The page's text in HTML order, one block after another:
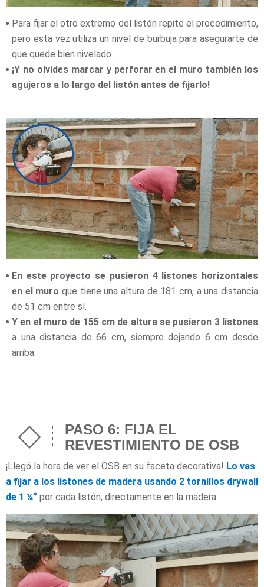
Para fijar el otro extremo del listón repite el procedimiento,
pero esta vez utiliza un nivel de burbuja para asegurarte de
que quede bien nivelado.
¡Y no olvides marcar y perforar en el muro también los
agujeros a lo largo del listón antes de fijarlo!
En este proyecto se pusieron 4 listones horizontales
en el muro que tiene una altura de 181 cm, a una distancia
de 51 cm entre sí.
Y en el muro de 155 cm de altura se pusieron 3 listones
a una distancia de 66 cm, siempre dejando 6 cm desde
arriba.
PASO 6: FIJA EL
REVESTIMIENTO DE OSB
¡Llegó la hora de ver el OSB en su faceta decorativa! Lo vas
a fijar a los listones de madera usando 2 tornillos drywall
de 1 ¼” por cada listón, directamente en la madera.